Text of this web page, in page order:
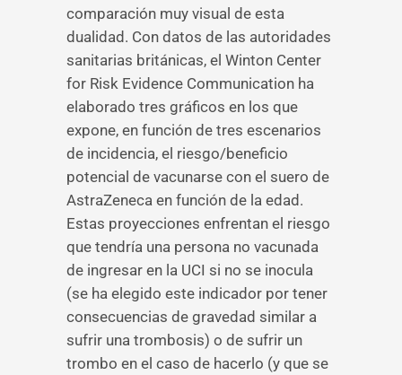
comparación muy visual de esta
dualidad. Con datos de las autoridades
sanitarias británicas, el Winton Center
for Risk Evidence Communication ha
elaborado tres gráficos en los que
expone, en función de tres escenarios
de incidencia, el riesgo/beneficio
potencial de vacunarse con el suero de
AstraZeneca en función de la edad.
Estas proyecciones enfrentan el riesgo
que tendría una persona no vacunada
de ingresar en la UCI si no se inocula
(se ha elegido este indicador por tener
consecuencias de gravedad similar a
sufrir una trombosis) o de sufrir un
trombo en el caso de hacerlo (y que se